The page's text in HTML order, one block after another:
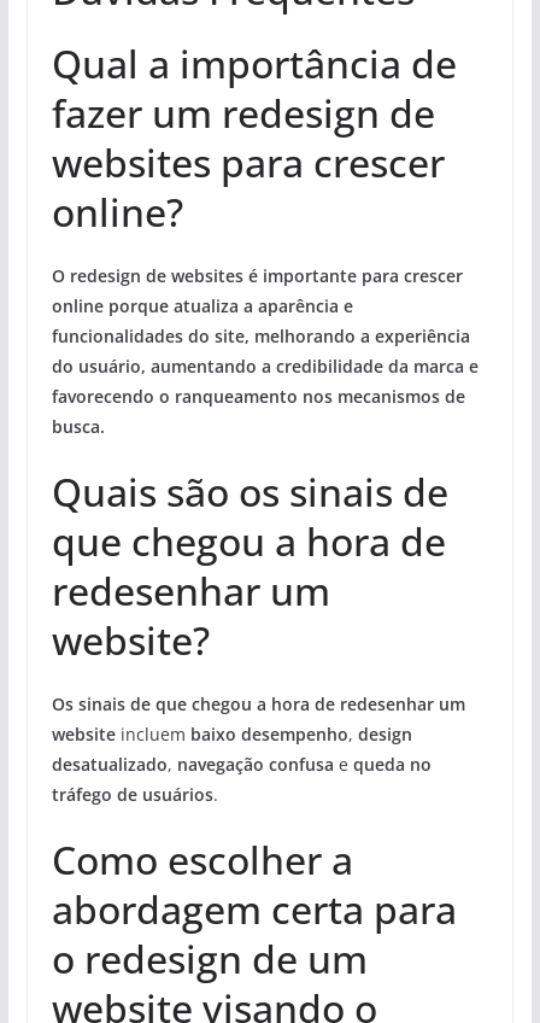
Qual a importância de
fazer um redesign de
websites para crescer
online?
O redesign de websites é importante para crescer
online porque atualiza a aparência e
funcionalidades do site, melhorando a experiência
do usuário, aumentando a credibilidade da marca e
favorecendo o ranqueamento nos mecanismos de
busca.
Quais são os sinais de
que chegou a hora de
redesenhar um
website?
Os sinais de que chegou a hora de redesenhar um
websiteincluem baixo desempenho, design
desatualizado, navegação confusa e queda no
tráfego de usuários.
Como escolher a
abordagem certa para
o redesign de um
website visando o